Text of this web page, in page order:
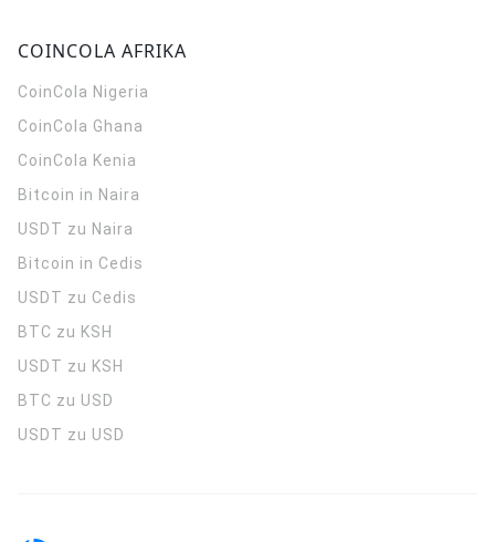
COINCOLA AFRIKA
CoinCola Nigeria
CoinCola Ghana
CoinCola Kenia
Bitcoin in Naira
USDT zu Naira
Bitcoin in Cedis
USDT zu Cedis
BTC zu KSH
USDT zu KSH
BTC zu USD
USDT zu USD